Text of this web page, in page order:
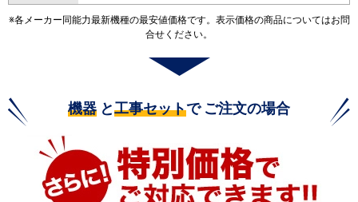
※各メーカー同能力最新機種の最安値価格です。表示価格の商品についてはお問
合せください。
機器 と工事セットで ご注文の場合